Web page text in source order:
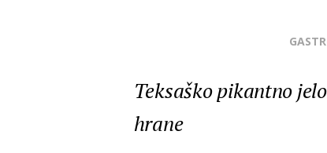
Teksaško pikantno
hrane